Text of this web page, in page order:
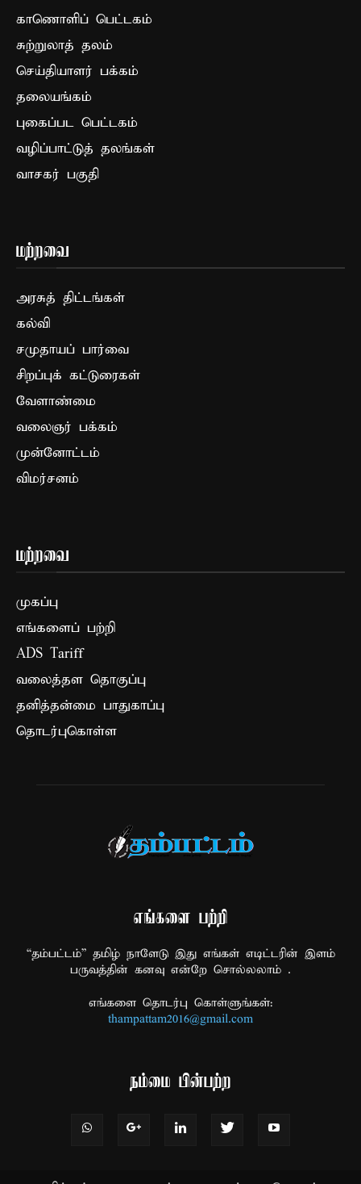
காணொளிப் பெட்டகம்
சுற்றுலாத் தலம்
செய்தியாளர் பக்கம்
தலையங்கம்
புகைப்பட பெட்டகம்
வழிப்பாட்டுத் தலங்கள்
வாசகர் பகுதி
மற்றவை
அரசுத் திட்டங்கள்
கல்வி
சமுதாயப் பார்வை
சிறப்புக் கட்டுரைகள்
வேளாண்மை
வலைஞர் பக்கம்
முன்னோட்டம்
விமர்சனம்
மற்றவை
முகப்பு
எங்களைப் பற்றி
ADS Tariff
வலைத்தள தொகுப்பு
தனித்தன்மை பாதுகாப்பு
தொடர்புகொள்ள
எங்களை பற்றி
“தம்பட்டம்” தமிழ் நாளேடு இது எங்கள் எடிட்டரின் இளம்
பருவத்தின் கனவு என்றே சொல்லலாம் .
எங்களை தொடர்பு கொள்ளுங்கள்:
thampattam2016@gmail.com
நம்மை பின்பற்ற